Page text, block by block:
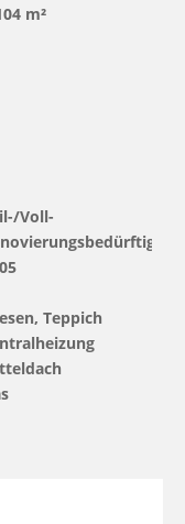
m²
Voll-
Teppich